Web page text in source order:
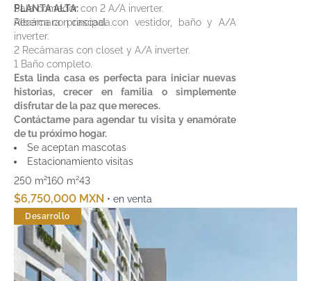
Sala comedor con 2 A/A inverter.
Alberca con cascada.
PLANTA ALTA:
Recámara principal con vestidor, baño y A/A
inverter.
2 Recámaras con closet y A/A inverter.
1 Baño completo.
Esta linda casa es perfecta para iniciar nuevas
historias, crecer en familia o simplemente
disfrutar de la paz que mereces.
Contáctame para agendar tu visita y enamórate
de tu próximo hogar.
Se aceptan mascotas
Estacionamiento visitas
250 m²160 m²43
$6,750,000 MXN • en venta
Desarrollo